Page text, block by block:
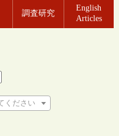
調査研究
English
Articles
ください